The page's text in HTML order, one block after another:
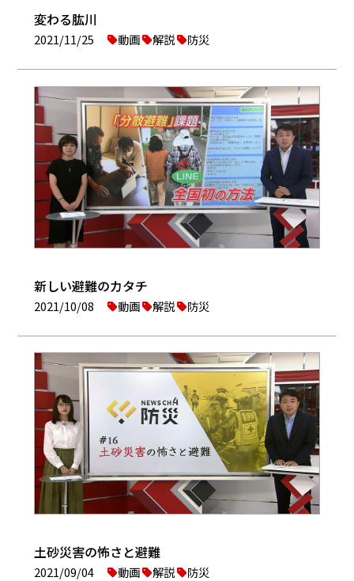
変わる肱川
2021/11/25 動画 解説 防災
新しい避難のカタチ
2021/10/08 動画 解説 防災
土砂災害の怖さと避難
2021/09/04 動画 解説 防災